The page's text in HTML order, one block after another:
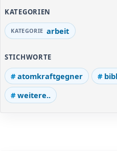
KATEGORIEN
arbeit
STICHWORTE
atomkraftgegner
weitere..